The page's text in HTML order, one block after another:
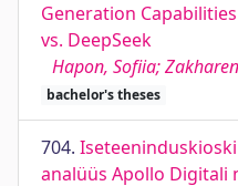
Generation
vs. DeepSeek
Hapon, Sofiia;
bachelor's theses
704.
analüüs Apollo Digitali